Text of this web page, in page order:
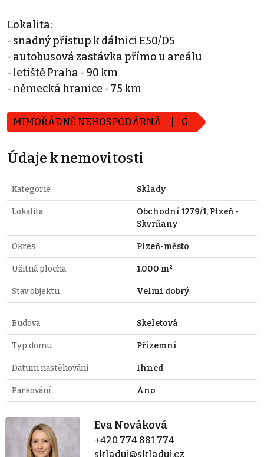
Lokalita:
- snadný přístup k dálnici E50/D5
- autobusová zastávka přímo u areálu
- letiště Praha - 90 km
- německá hranice - 75 km
MIMOŘÁDNĚ NEHOSPODÁRNÁ G
Údaje k nemovitosti
Kategorie Sklady
Lokalita
Obchodní 1279/1, Plzeň -
Skvrňany
Okres Plzeň-město
Užitná plocha 1.000 m²
Stav objektu Velmi dobrý
Budova Skeletová
Typ domu Přízemní
Datum nastěhování Ihned
Parkování Ano
Eva Nováková
+420 774 881 774
skladuj@skladuj.cz